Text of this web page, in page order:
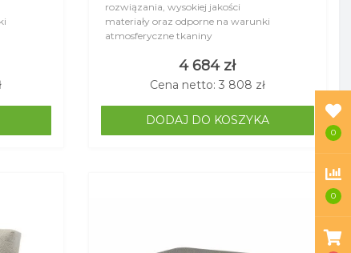
0
0
rozwiązania, wysokiej jakości
materiały oraz odporne na warunki
atmosferyczne tkaniny
kolekcji LAGOM.&nb..4 684 zł
Cena netto: 3 808 zł
DODAJ DO KOSZYKA